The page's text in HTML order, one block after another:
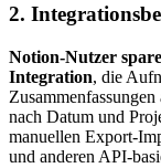
2.
Notion-Nutzer
Integration, die
nach Datum und
manuellen Export-
und anderen API-